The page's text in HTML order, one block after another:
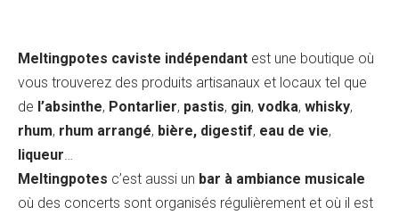
Meltingpotes caviste indépendant est une boutique où
vous trouverez des produits artisanaux et locaux tel que
de l’absinthe, Pontarlier, pastis, gin, vodka, whisky,
rhum, rhum arrangé, bière, digestif, eau de vie,
liqueur
Meltingpotes c’est aussi un bar à ambiance musicale
où des concerts sont organisés régulièrement et où il est